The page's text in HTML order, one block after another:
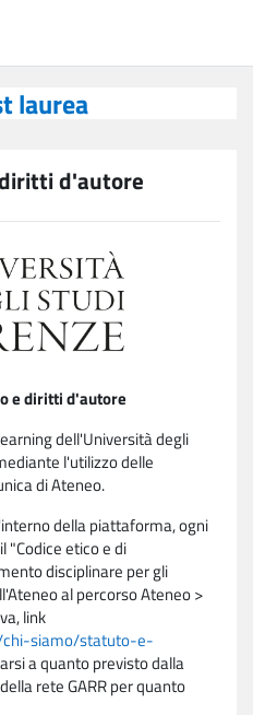
laurea
d'autore
e diritti d'autore
dell'Università degli
l'utilizzo delle
di Ateneo.
della piattaforma, ogni
"Codice etico e di
disciplinare per gli
al percorso Ateneo >
link
siamo/statuto-e-
a quanto previsto dalla
rete GARR per quanto